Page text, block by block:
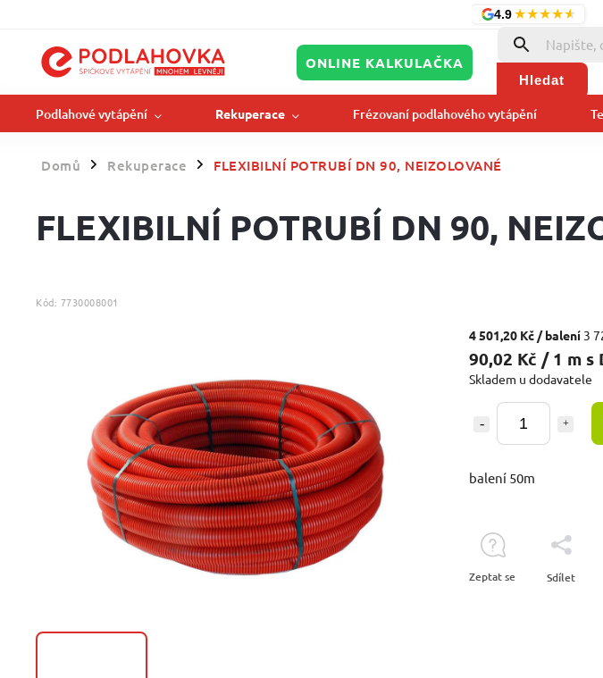
4.9★★★★★
ONLINE KALKULAČKA
Hledat
Podlahové vytápění Rekuperace Frézovaní podlahového vytápění
Domů / Rekuperace / FLEXIBILNÍ POTRUBÍ DN 90, NEIZOLOVANÉ
FLEXIBILNÍ POTRUBÍ DN 90,
Kód: 7730008001
4 501,20 Kč / balení 3
90,02 Kč / 1 m s
Skladem u dodavatele
balení 50m
Zeptat se Sdílet